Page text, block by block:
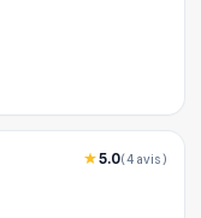
5.0(4 avis)